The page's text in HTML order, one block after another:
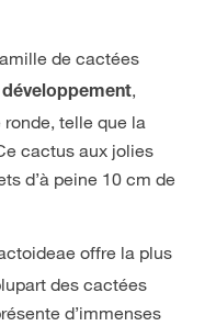
de cactées
,
telle que la
cactus aux jolies
d’à peine 10 cm de
offre la plus
des cactées
d’immenses